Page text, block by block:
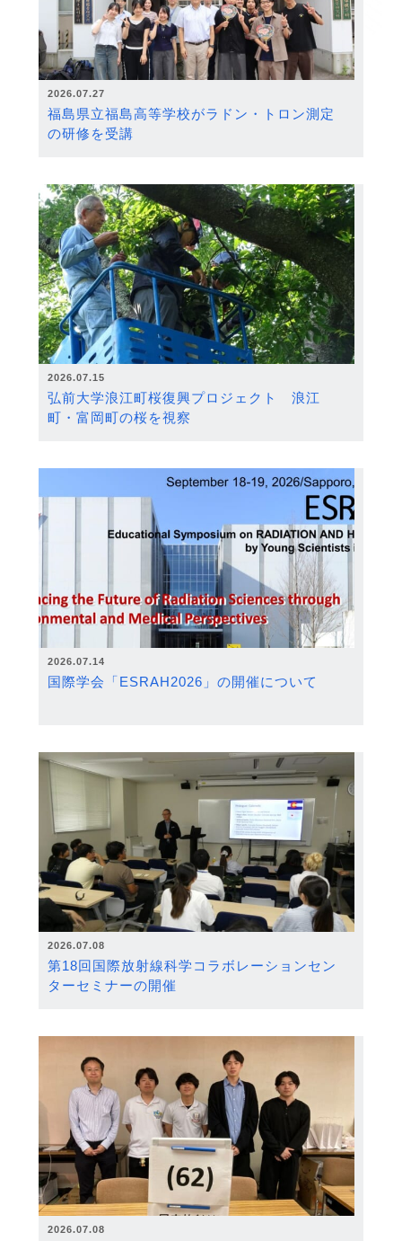
2026.07.27
福島県立福島高等学校がラドン・トロン測定
の研修を受講
2026.07.15
弘前大学浪江町桜復興プロジェクト 浪江
町・富岡町の桜を視察
2026.07.14
国際学会「ESRAH2026」の開催について
2026.07.08
第18回国際放射線科学コラボレーションセン
ターセミナーの開催
2026.07.08